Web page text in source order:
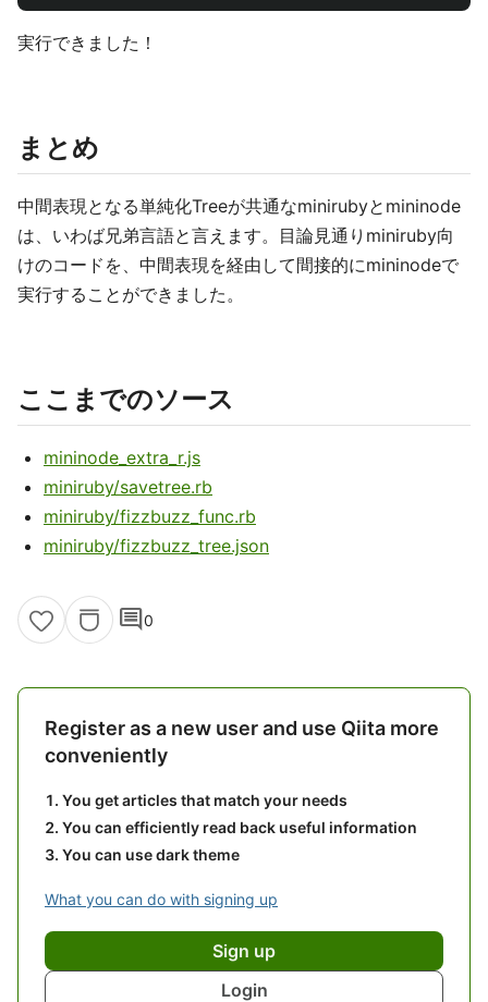
実行できました！
まとめ
中間表現となる単純化Treeが共通なminirubyとmininode
は、いわば兄弟言語と言えます。目論見通りminiruby向
けのコードを、中間表現を経由して間接的にmininodeで
実行することができました。
ここまでのソース
mininode_extra_r.js
miniruby/savetree.rb
miniruby/fizzbuzz_func.rb
miniruby/fizzbuzz_tree.json
comment0
Register as a new user and use Qiita more
conveniently
You get articles that match your needs
You can efficiently read back useful information
You can use dark theme
What you can do with signing up
Sign up
Login